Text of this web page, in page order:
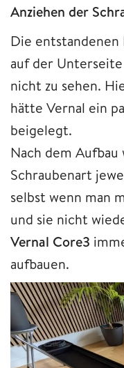
Anziehen der
Die
auf der
nicht zu sehen.
hätte Vernal ein
beigelegt.
Nach dem
Schraubenart
selbst wenn man
und sie nicht
Vernal Core3
aufbauen.